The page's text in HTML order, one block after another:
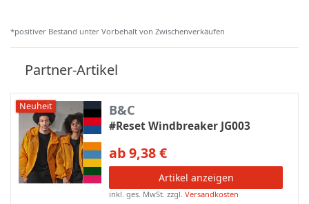
*positiver Bestand unter Vorbehalt von Zwischenverkäufen
Partner-Artikel
Neuheit B&C
#Reset Windbreaker JG003
ab 9,38 €
Artikel anzeigen
inkl. ges. MwSt. zzgl.Versandkosten